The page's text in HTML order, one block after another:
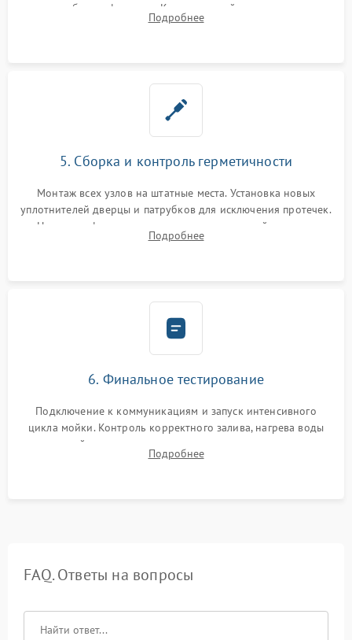
патрубках и фильтрах. Компонентный ремонт платы
управления, восстановление поврежденной проводки.
Подробнее
5. Сборка и контроль герметичности
Монтаж всех узлов на штатные места. Установка новых
уплотнителей дверцы и патрубков для исключения протечек.
Надежная фиксация хомутов гидравлической системы,
сборка корпуса и установка датчика поплавка.
Подробнее
6. Финальное тестирование
Подключение к коммуникациям и запуск интенсивного
цикла мойки. Контроль корректного залива, нагрева воды
до нужной температуры, отсутствия посторонних шумов,
штатного слива и абсолютной сухости в поддоне.
Подробнее
FAQ. Ответы на вопросы